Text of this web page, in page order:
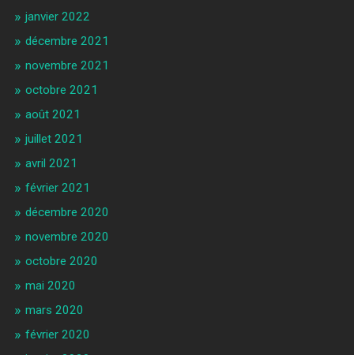
janvier 2022
décembre 2021
novembre 2021
octobre 2021
août 2021
juillet 2021
avril 2021
février 2021
décembre 2020
novembre 2020
octobre 2020
mai 2020
mars 2020
février 2020